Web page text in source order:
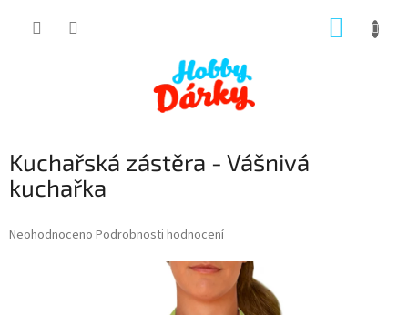
Kuchařská zástěra - Vášnivá
kuchařka
Průměrné
Neohodnoceno Podrobnosti hodnocení